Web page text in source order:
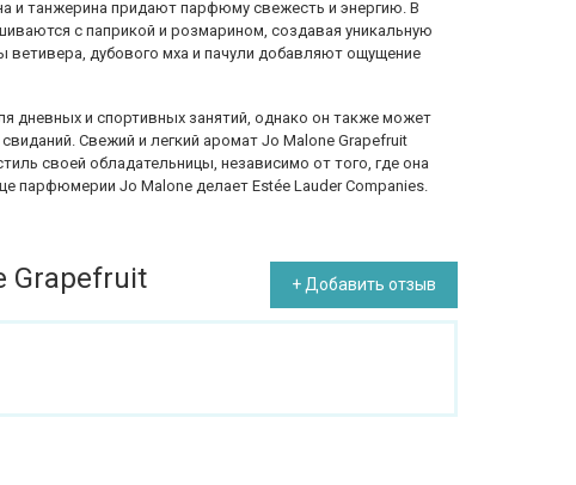
и танжерина придают парфюму свежесть и энергию. В
с паприкой и розмарином, создавая уникальную
дубового мха и пачули добавляют ощущение
дневных и спортивных занятий, однако он также может
Свежий и легкий аромат Jo Malone Grapefruit
своей обладательницы, независимо от того, где она
парфюмерии Jo Malone делает Estée Lauder Companies.
Grapefruit + Добавить отзыв